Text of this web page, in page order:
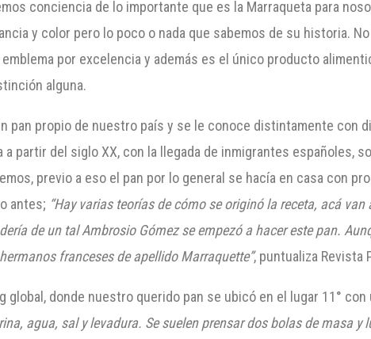
conciencia de lo importante que es la Marraqueta para
y color pero lo poco o nada que sabemos de su historia.
emblema por excelencia y además es el único producto
alguna.
pan propio de nuestro país y se le conoce distintamente con
partir del siglo XX, con la llegada de inmigrantes españoles,
previo a eso el pan por lo general se hacía en casa con
antes; “Hay varias teorías de cómo se originó la receta, acá
de un tal Ambrosio Gómez se empezó a hacer este pan.
franceses de apellido Marraquette”, puntualiza Revista
global, donde nuestro querido pan se ubicó en el lugar 11°
agua, sal y levadura. Se suelen prensar dos bolas de masa